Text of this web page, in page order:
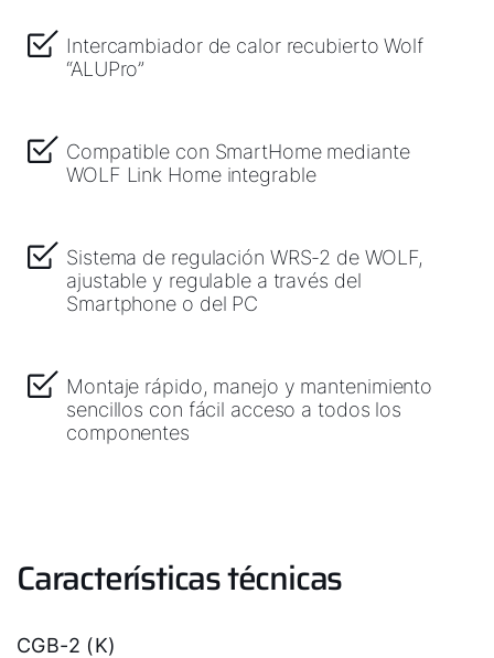
Intercambiador de calor recubierto Wolf
“ALUPro”
Compatible con SmartHome mediante
WOLF Link Home integrable
Sistema de regulación WRS-2 de WOLF,
ajustable y regulable a través del
Smartphone o del PC
Montaje rápido, manejo y mantenimiento
sencillos con fácil acceso a todos los
componentes
Características técnicas
CGB-2 (K)